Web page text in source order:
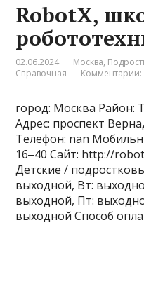
RobotX,
02.06.2024 Москва,
Справочная
Комментарии:
город: Москва Район:
Адрес: проспект
Телефон: nan
16‒40 Сайт: http://
Детские /
выходной, Вт:
выходной, Пт:
выходной Способ